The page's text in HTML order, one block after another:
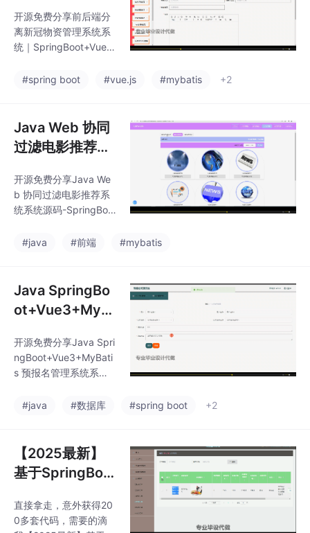
t+Vue+MyBati
s+MySQL完整
开源免费分享前后端分
离新冠物资管理系统系
统｜SpringBoot+Vue+
源码+部署教程可提供
L、VueJS、ElementU
I、（Python或者Java
或者.NET）等等*功能
取详细的视频介绍
#spring boot #vue.js #mybatis +2
Java Web 协同
过滤电影推荐系
ngBoot2+Vue3
+MyBatis-Plus
【含文档】
开源免费分享Java We
b 协同过滤电影推荐系
统系统源码-SpringBoo
s+MySQL8.0【含文
括：MySQL、VueJS、
ElementUI、（Python
或者Java或者.NET）等
滴我获取详细的视频介
绍
#java #前端 #mybatis
Java SpringBo
ot+Vue3+MyB
系统系统源码｜
前后端分离+My
开源免费分享Java Spri
ngBoot+Vue3+MyBati
s 预报名管理系统系统
SQL数据库可提供说明
ueJS、ElementUI、
（Python或者Java或
者.NET）等等*功能如
详细的视频介绍
#java #数据库 #spring boot +2
【2025最新】
基于SpringBoo
市设计与实现管
直接拿走，意外获得20
0多套代码，需要的滴